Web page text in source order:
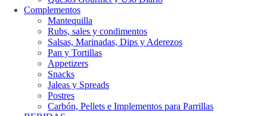
Complementos
Mantequilla
Rubs, sales y condimentos
Salsas, Marinadas, Dips y Aderezos
Pan y Tortillas
Appetizers
Snacks
Jaleas y Spreads
Postres
Carbón, Pellets e Implementos para Parrillas